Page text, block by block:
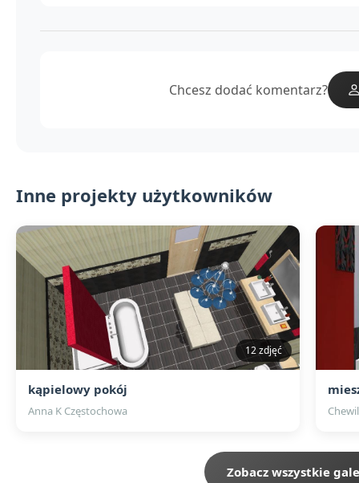
Chcesz dodać komentarz?
Inne projekty użytkowników
12 zdjęć
kąpielowy pokój
Anna K Częstochowa
Zobacz wszystkie